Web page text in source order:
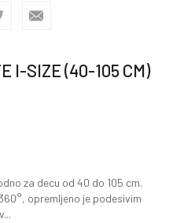
I-SIZE (40-105 CM)
za decu od 40 do 105 cm.
opremljeno je podesivim
...